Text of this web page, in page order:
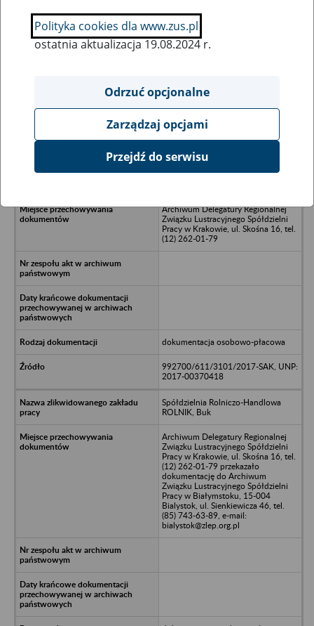
SZUKAJ
Ukryj wszystkie pozycje bazy
Spółdzielnia Pracy SIODLARZ,
Archiwum Delegatury Regionalnej
Związku Lustracyjnego Spółdzielni
Pracy w Krakowie, ul. Skośna 16, tel.
(12) 262-01-79
dokumentacja osobowo-płacowa
992700/611/3101/2017-SAK, UNP:
2017-00370418
Spółdzielnia Rolniczo-Handlowa
ROLNIK, Buk
Archiwum Delegatury Regionalnej
Związku Lustracyjnego Spółdzielni
Pracy w Krakowie, ul. Skośna 16, tel.
(12) 262-01-79 przekazało
dokumentację do Archiwum
Związku Lustracyjnego Spółdzielni
Pracy w Białymstoku, 15-004
Bialystok, ul. Sienkiewicza 46, tel.
(85) 743-63-89, e-mail:
bialystok@zlep.org.pl
Polityka cookies dla www.zus.pl
ostatnia aktualizacja 19.08.2024 r.
Odrzuć opcjonalne
Zarządzaj opcjami
Przejdź do serwisu